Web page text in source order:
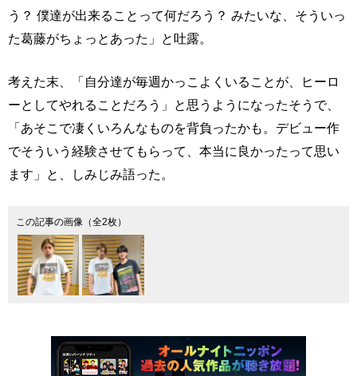
う？ 僕達が出来ることって何だろう？ みたいな、そういっ
た葛藤がちょっとあった」と吐露。
考えた末、「自分達が毎週かっこよくいることが、ヒーロ
ーとしてやれることだろう」と思うようになったそうで、
「あそこで凄くいろんなものを背負ったかも。デビュー作
でそういう経験させてもらって、本当に良かったって思い
ます」と、しみじみ語った。
この記事の画像（全2枚）